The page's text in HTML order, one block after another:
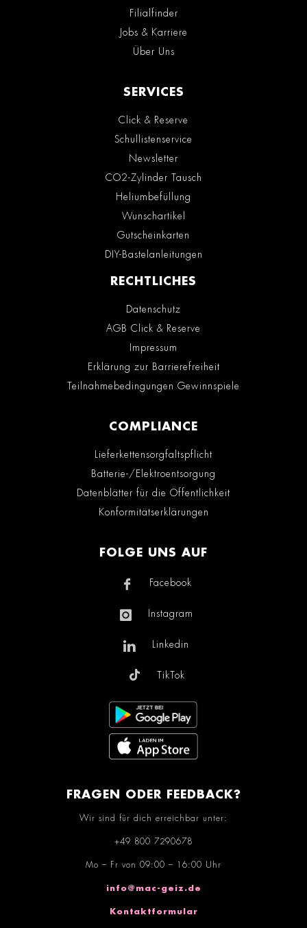
Filialfinder
Jobs & Karriere
Über Uns
SERVICES
Click & Reserve
Schullistenservice
Newsletter
CO2-Zylinder Tausch
Heliumbefüllung
Wunschartikel
Gutscheinkarten
DIY-Bastelanleitungen
RECHTLICHES
Datenschutz
AGB Click & Reserve
Impressum
Erklärung zur Barrierefreiheit
Teilnahmebedingungen Gewinnspiele
COMPLIANCE
Lieferkettensorgfaltspflicht
Batterie-/Elektroentsorgung
Datenblätter für die Öffentlichkeit
Konformitätserklärungen
FOLGE UNS AUF
Facebook
Instagram
Linkedin
TikTok
FRAGEN ODER FEEDBACK?
Wir sind für dich erreichbar unter:
+49 800 7290678
Mo – Fr von 09:00 – 16:00 Uhr
info@mac-geiz.de
Kontaktformular